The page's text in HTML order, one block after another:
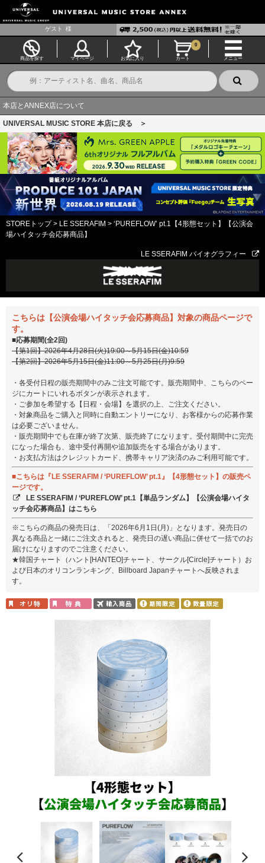
ゲスト 様
商品を探す マイページ お気に入り カート
0
メニュー
本店とANNEX店について
UNIVERSAL MUSIC STORE 本店に戻る ＞
STOREトップ> LE SSERAFIM > ‘PUREFLOW’ pt.1【4形態セット】【公演会
場ハイタッチ会応募商品】
LE SSERAFIM バイオグラフィー
こちらは【公演会場ハイタッチ会応募商品】対象の商品ページで
す。
■応募期間(全2回)
【第1回】2026年4月28日(火)19:00～5月15日(金)10:59
【第2回】2026年5月15日(金)11:00～5月25日(月)9:59
・各受付日程の販売期間中のみご注文可能です。販売期間中、こちらのペー
ジにカートにいれるボタンが表示されます。
・ご参加を希望する【日程・会場】を選択の上、ご注文ください。
・対象商品をご購入と同時に自動エントリーになり、お客様からの応募作業
は必要ございません。
・販売期間中でも在庫が終了次第、販売終了になります。受付期間中に完売
になった場合も、途中受付再開や追加販売をする場合があります。
・お支払方法はクレジットカード、携帯キャリア決済のみご利用可能です。
■こちらは『LE SSERAFIM / ‘PUREFLOW’ pt.1』【4形態セット】の販売ペ
ージです。
LE SSERAFIM / ‘PUREFLOW’ pt.1【単品ランダム】【公演会場ハイタ
ッチ会応募商品】はこちら
※こちらの商品の発売日は、「2026年6月1日(月)」となります。発売日の
異なる商品と一緒にご注文されると、発売日の遅い商品に併せて一括でのお
届けになりますのでご注意ください。
★韓国チャート（ハント[HANTEO]チャート、サークル[Circle]チャート）お
よび日本のオリコンランキング、Billboard Japanチャートへ反映されま
す。